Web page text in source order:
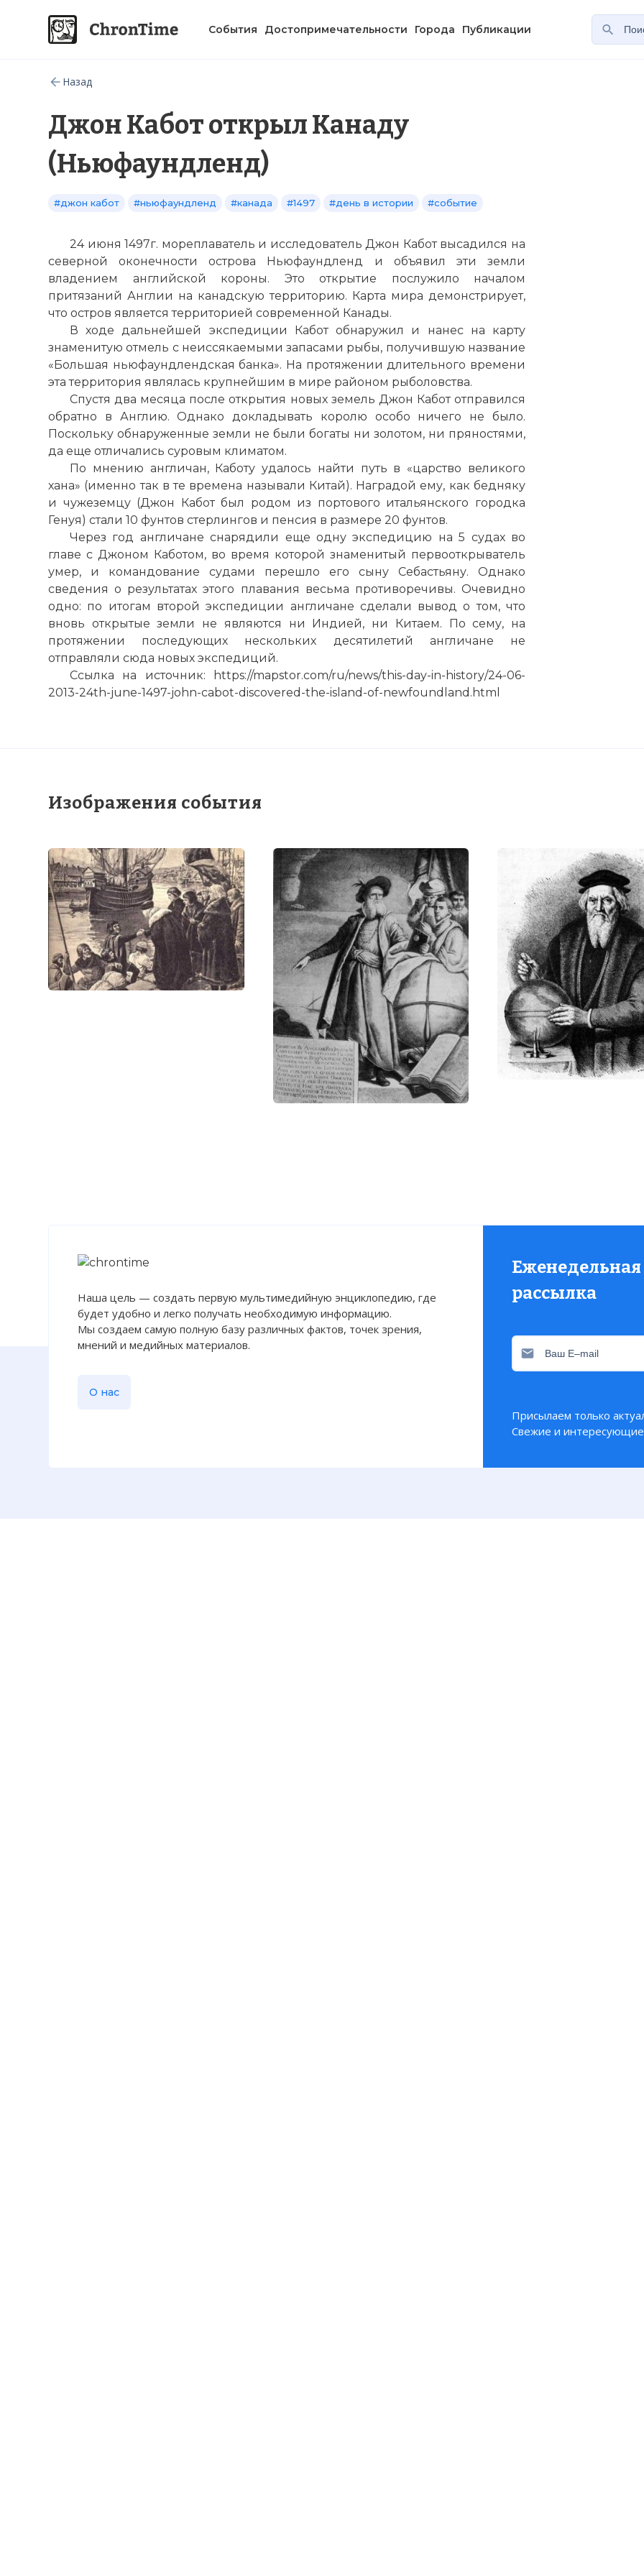
События Достопримечательности Города Публикации
Назад
Джон Кабот открыл Канаду
(Ньюфаундленд)
#джон кабот #ньюфаундленд #канада #1497 #день в истории #событие
24 июня 1497г. мореплаватель и исследователь Джон Кабот высадился на
северной оконечности острова Ньюфаундленд и объявил эти земли
владением английской короны. Это открытие послужило началом
притязаний Англии на канадскую территорию. Карта мира демонстрирует,
что остров является территорией современной Канады.
В ходе дальнейшей экспедиции Кабот обнаружил и нанес на карту
знаменитую отмель с неиссякаемыми запасами рыбы, получившую название
«Большая ньюфаундлендская банка». На протяжении длительного времени
эта территория являлась крупнейшим в мире районом рыболовства.
Спустя два месяца после открытия новых земель Джон Кабот отправился
обратно в Англию. Однако докладывать королю особо ничего не было.
Поскольку обнаруженные земли не были богаты ни золотом, ни пряностями,
да еще отличались суровым климатом.
По мнению англичан, Каботу удалось найти путь в «царство великого
хана» (именно так в те времена называли Китай). Наградой ему, как бедняку
и чужеземцу (Джон Кабот был родом из портового итальянского городка
Генуя) стали 10 фунтов стерлингов и пенсия в размере 20 фунтов.
Через год англичане снарядили еще одну экспедицию на 5 судах во
главе с Джоном Каботом, во время которой знаменитый первооткрыватель
умер, и командование судами перешло его сыну Себастьяну. Однако
сведения о результатах этого плавания весьма противоречивы. Очевидно
одно: по итогам второй экспедиции англичане сделали вывод о том, что
вновь открытые земли не являются ни Индией, ни Китаем. По сему, на
протяжении последующих нескольких десятилетий англичане не
отправляли сюда новых экспедиций.
Ссылка на источник: https://mapstor.com/ru/news/this-day-in-history/24-06-
2013-24th-june-1497-john-cabot-discovered-the-island-of-newfoundland.html
Изображения события
Наша цель — создать первую мультимедийную энциклопедию, где
будет удобно и легко получать необходимую информацию.
Мы создаем самую полную базу различных фактов, точек зрения,
мнений и медийных материалов.
О нас
Еженедельная
рассылка
Присылаем только
Свежие и интересующие